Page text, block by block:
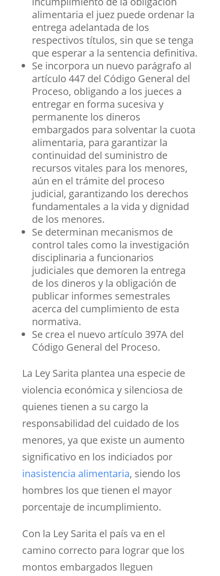
alimentaria el juez puede ordenar la
entrega adelantada de los
respectivos títulos, sin que se tenga
que esperar a la sentencia definitiva.
Se incorpora un nuevo parágrafo al
artículo 447 del Código General del
Proceso, obligando a los jueces a
entregar en forma sucesiva y
permanente los dineros
embargados para solventar la cuota
alimentaria, para garantizar la
continuidad del suministro de
recursos vitales para los menores,
aún en el trámite del proceso
judicial, garantizando los derechos
fundamentales a la vida y dignidad
de los menores.
Se determinan mecanismos de
control tales como la investigación
disciplinaria a funcionarios
judiciales que demoren la entrega
de los dineros y la obligación de
publicar informes semestrales
acerca del cumplimiento de esta
normativa.
Se crea el nuevo artículo 397A del
Código General del Proceso.
La Ley Sarita plantea una especie de
violencia económica y silenciosa de
quienes tienen a su cargo la
responsabilidad del cuidado de los
menores, ya que existe un aumento
significativo en los indiciados por
inasistencia alimentaria, siendo los
hombres los que tienen el mayor
porcentaje de incumplimiento.
Con la Ley Sarita el país va en el
camino correcto para lograr que los
montos embargados lleguen